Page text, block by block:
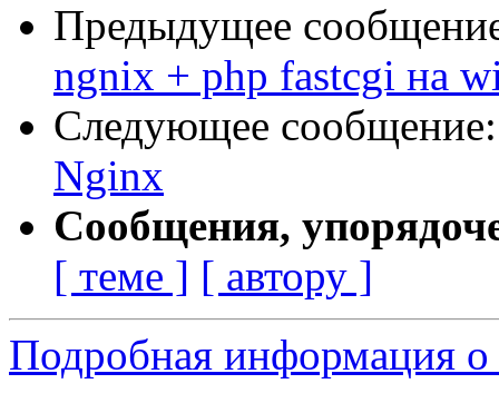
Предыдущее
ngnix + php fastcgi на
Следующее
Nginx
Сообщения,
[ теме ] [ автору ]
Подробная информация